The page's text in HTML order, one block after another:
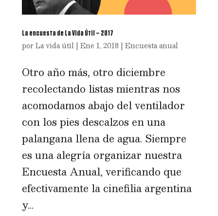
La encuesta de La Vida Útil – 2017
por La vida útil| Ene 1, 2018 | Encuesta anual
Otro año más, otro diciembre
recolectando listas mientras nos
acomodamos abajo del ventilador
con los pies descalzos en una
palangana llena de agua. Siempre
es una alegría organizar nuestra
Encuesta Anual, verificando que
efectivamente la cinefilia argentina
y...